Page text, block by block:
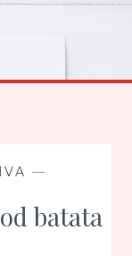
—
batata